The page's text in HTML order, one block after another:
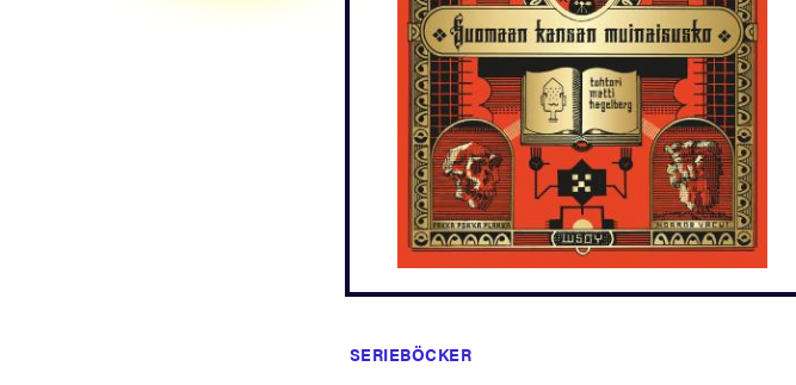
SERIEBÖCKER